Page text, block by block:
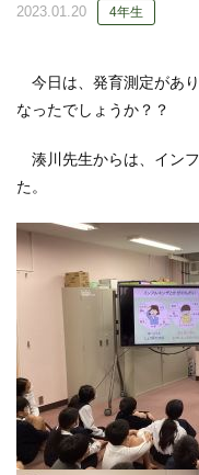
2023.01.20 4年生
今日は、発育測定があ
なったでしょうか？？
湊川先生からは、イン
た。